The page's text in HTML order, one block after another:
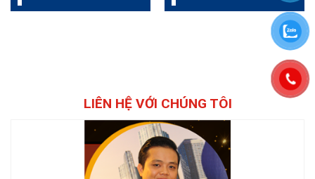
LIÊN HỆ VỚI CHÚNG TÔI